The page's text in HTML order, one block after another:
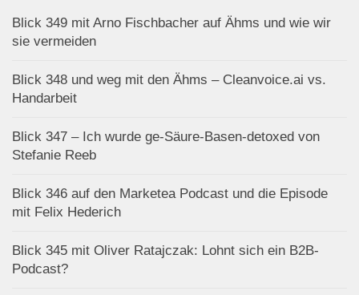
Blick 349 mit Arno Fischbacher auf Ähms und wie wir
sie vermeiden
Blick 348 und weg mit den Ähms – Cleanvoice.ai vs.
Handarbeit
Blick 347 – Ich wurde ge-Säure-Basen-detoxed von
Stefanie Reeb
Blick 346 auf den Marketea Podcast und die Episode
mit Felix Hederich
Blick 345 mit Oliver Ratajczak: Lohnt sich ein B2B-
Podcast?